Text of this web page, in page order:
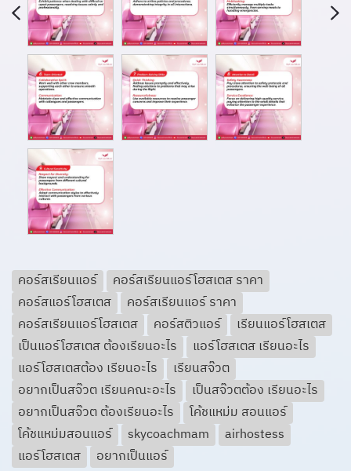
คอร์สเรียนแอร์
คอร์สเรียนแอร์โฮสเตส ราคา
คอร์สแอร์โฮสเตส
คอร์สเรียนแอร์ ราคา
คอร์สเรียนแอร์โฮสเตส
คอร์สติวแอร์
เรียนแอร์โฮสเตส
เป็นแอร์โฮสเตส ต้องเรียนอะไร
แอร์โฮสเตส เรียนอะไร
แอร์โฮสเตสต้อง เรียนอะไร
เรียนสจ๊วต
อยากเป็นสจ๊วต เรียนคณะอะไร
เป็นสจ๊วตต้อง เรียนอะไร
อยากเป็นสจ๊วต ต้องเรียนอะไร
โค้ชแหม่ม สอนแอร์
โค้ชแหม่มสอนแอร์
skycoachmam
airhostess
แอร์โฮสเตส
อยากเป็นแอร์